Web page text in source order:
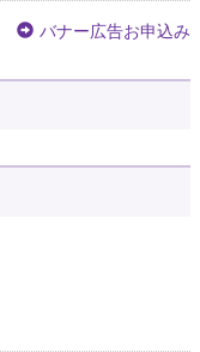
バナー広告お申込み